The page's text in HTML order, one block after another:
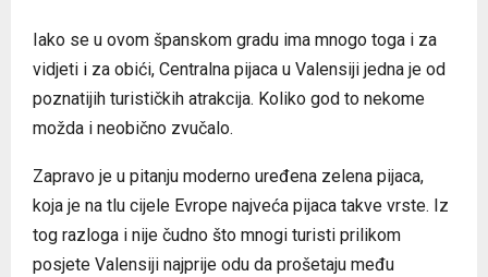
Iako se u ovom španskom gradu ima mnogo toga i za
vidjeti i za obići, Centralna pijaca u Valensiji jedna je od
poznatijih turističkih atrakcija. Koliko god to nekome
možda i neobično zvučalo.
Zapravo je u pitanju moderno uređena zelena pijaca,
koja je na tlu cijele Evrope najveća pijaca takve vrste. Iz
tog razloga i nije čudno što mnogi turisti prilikom
posjete Valensiji najprije odu da prošetaju među